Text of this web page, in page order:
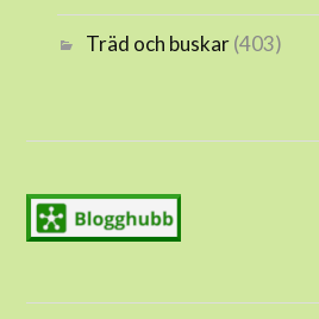
Träd och buskar(403)